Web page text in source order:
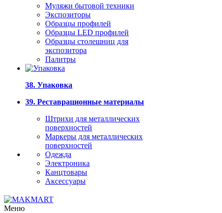
Муляжи бытовой техники
Экспозиторы
Образцы профилей
Образцы LED профилей
Образцы столешниц для
экспозитора
Палитры
38. Упаковка
39. Реставрационные материалы
Штрихи для металлических
поверхностей
Маркеры для металлических
поверхностей
Одежда
Электроника
Канцтовары
Аксессуары
Меню